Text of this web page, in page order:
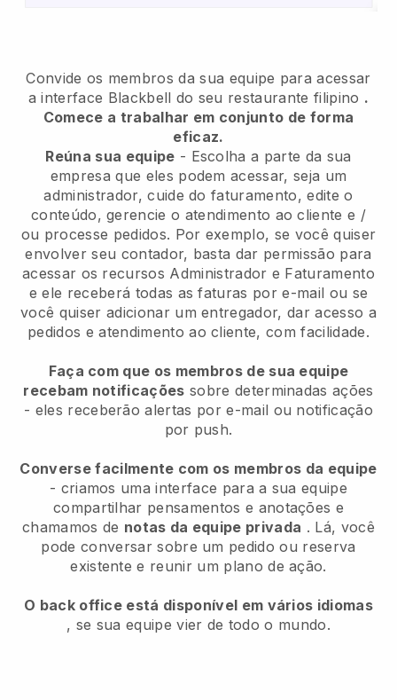
Convide os membros da sua equipe para acessar
a interface Blackbell do seu restaurante filipino .
Comece a trabalhar em conjunto de forma
eficaz.
Reúna sua equipe - Escolha a parte da sua
empresa que eles podem acessar, seja um
administrador, cuide do faturamento, edite o
conteúdo, gerencie o atendimento ao cliente e /
ou processe pedidos. Por exemplo, se você quiser
envolver seu contador, basta dar permissão para
acessar os recursos Administrador e Faturamento
e ele receberá todas as faturas por e-mail ou se
você quiser adicionar um entregador, dar acesso a
pedidos e atendimento ao cliente, com facilidade.
Faça com que os membros de sua equipe
recebam notificações sobre determinadas ações
- eles receberão alertas por e-mail ou notificação
por push.
Converse facilmente com os membros da equipe
- criamos uma interface para a sua equipe
compartilhar pensamentos e anotações e
chamamos de notas da equipe privada . Lá, você
pode conversar sobre um pedido ou reserva
existente e reunir um plano de ação.
O back office está disponível em vários idiomas
, se sua equipe vier de todo o mundo.